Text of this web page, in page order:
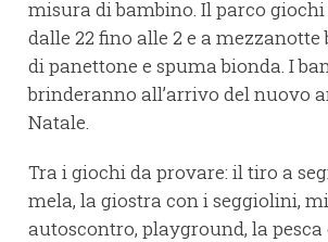
misura di bambino. Il parco
dalle 22 fino alle 2 e a mezzanotte
di panettone e spuma bionda. I
brinderanno all’arrivo del nuovo
Natale.
Tra i giochi da provare: il tiro a
mela, la giostra con i seggiolini,
autoscontro, playground, la pesca